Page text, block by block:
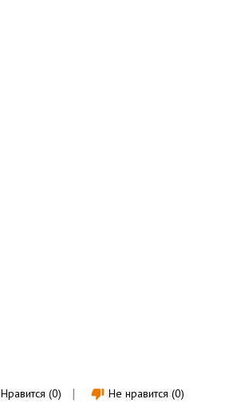
Нравится (0) thumb_down Не нравится (0)